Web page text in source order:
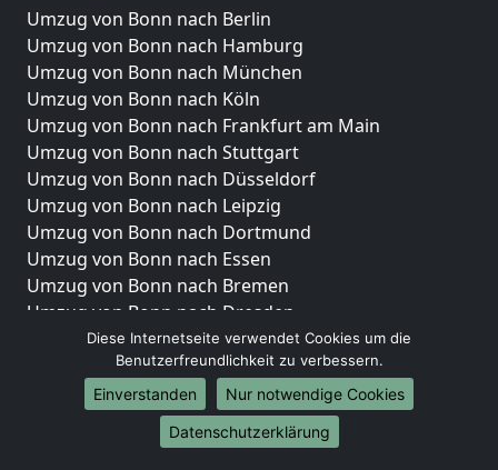
Umzug von Bonn nach Berlin
Umzug von Bonn nach Hamburg
Umzug von Bonn nach München
Umzug von Bonn nach Köln
Umzug von Bonn nach Frankfurt am Main
Umzug von Bonn nach Stuttgart
Umzug von Bonn nach Düsseldorf
Umzug von Bonn nach Leipzig
Umzug von Bonn nach Dortmund
Umzug von Bonn nach Essen
Umzug von Bonn nach Bremen
Umzug von Bonn nach Dresden
Umzug von Bonn nach Hannover
Umzug von Bonn nach Nürnberg
Umzug von Bonn nach Duisburg
Umzug von Bonn nach Bochum
Umzug von Bonn nach Wuppertal
Diese Internetseite verwendet Cookies um die
Benutzerfreundlichkeit zu verbessern.
Einverstanden
Nur notwendige Cookies
Datenschutzerklärung